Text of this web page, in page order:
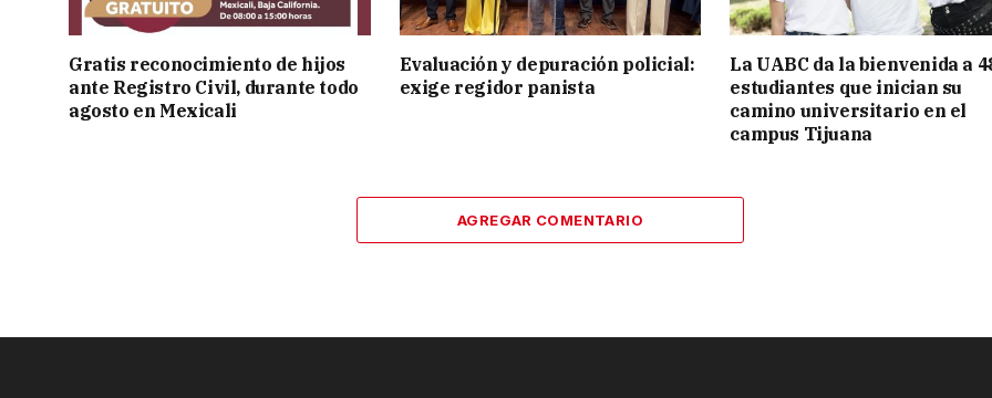
Gratis reconocimiento de hijos
ante Registro Civil, durante todo
agosto en Mexicali
Evaluación y depuración policial:
exige regidor panista
La UABC da la bienvenida a
estudiantes que inician su
camino universitario en el
campus Tijuana
AGREGAR COMENTARIO